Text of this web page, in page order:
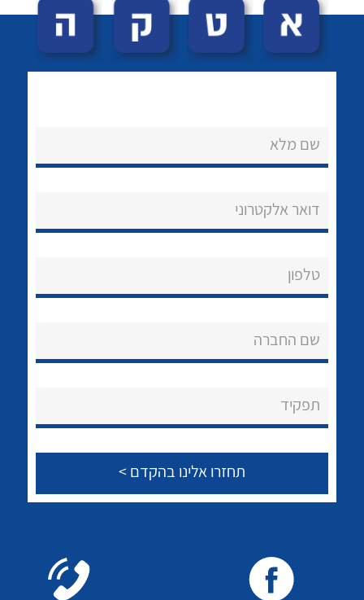
הצוות שלנו
שירותי תמיכה
שם מלא
דואר אלקטרוני
טלפון
שם החברה
תפקיד